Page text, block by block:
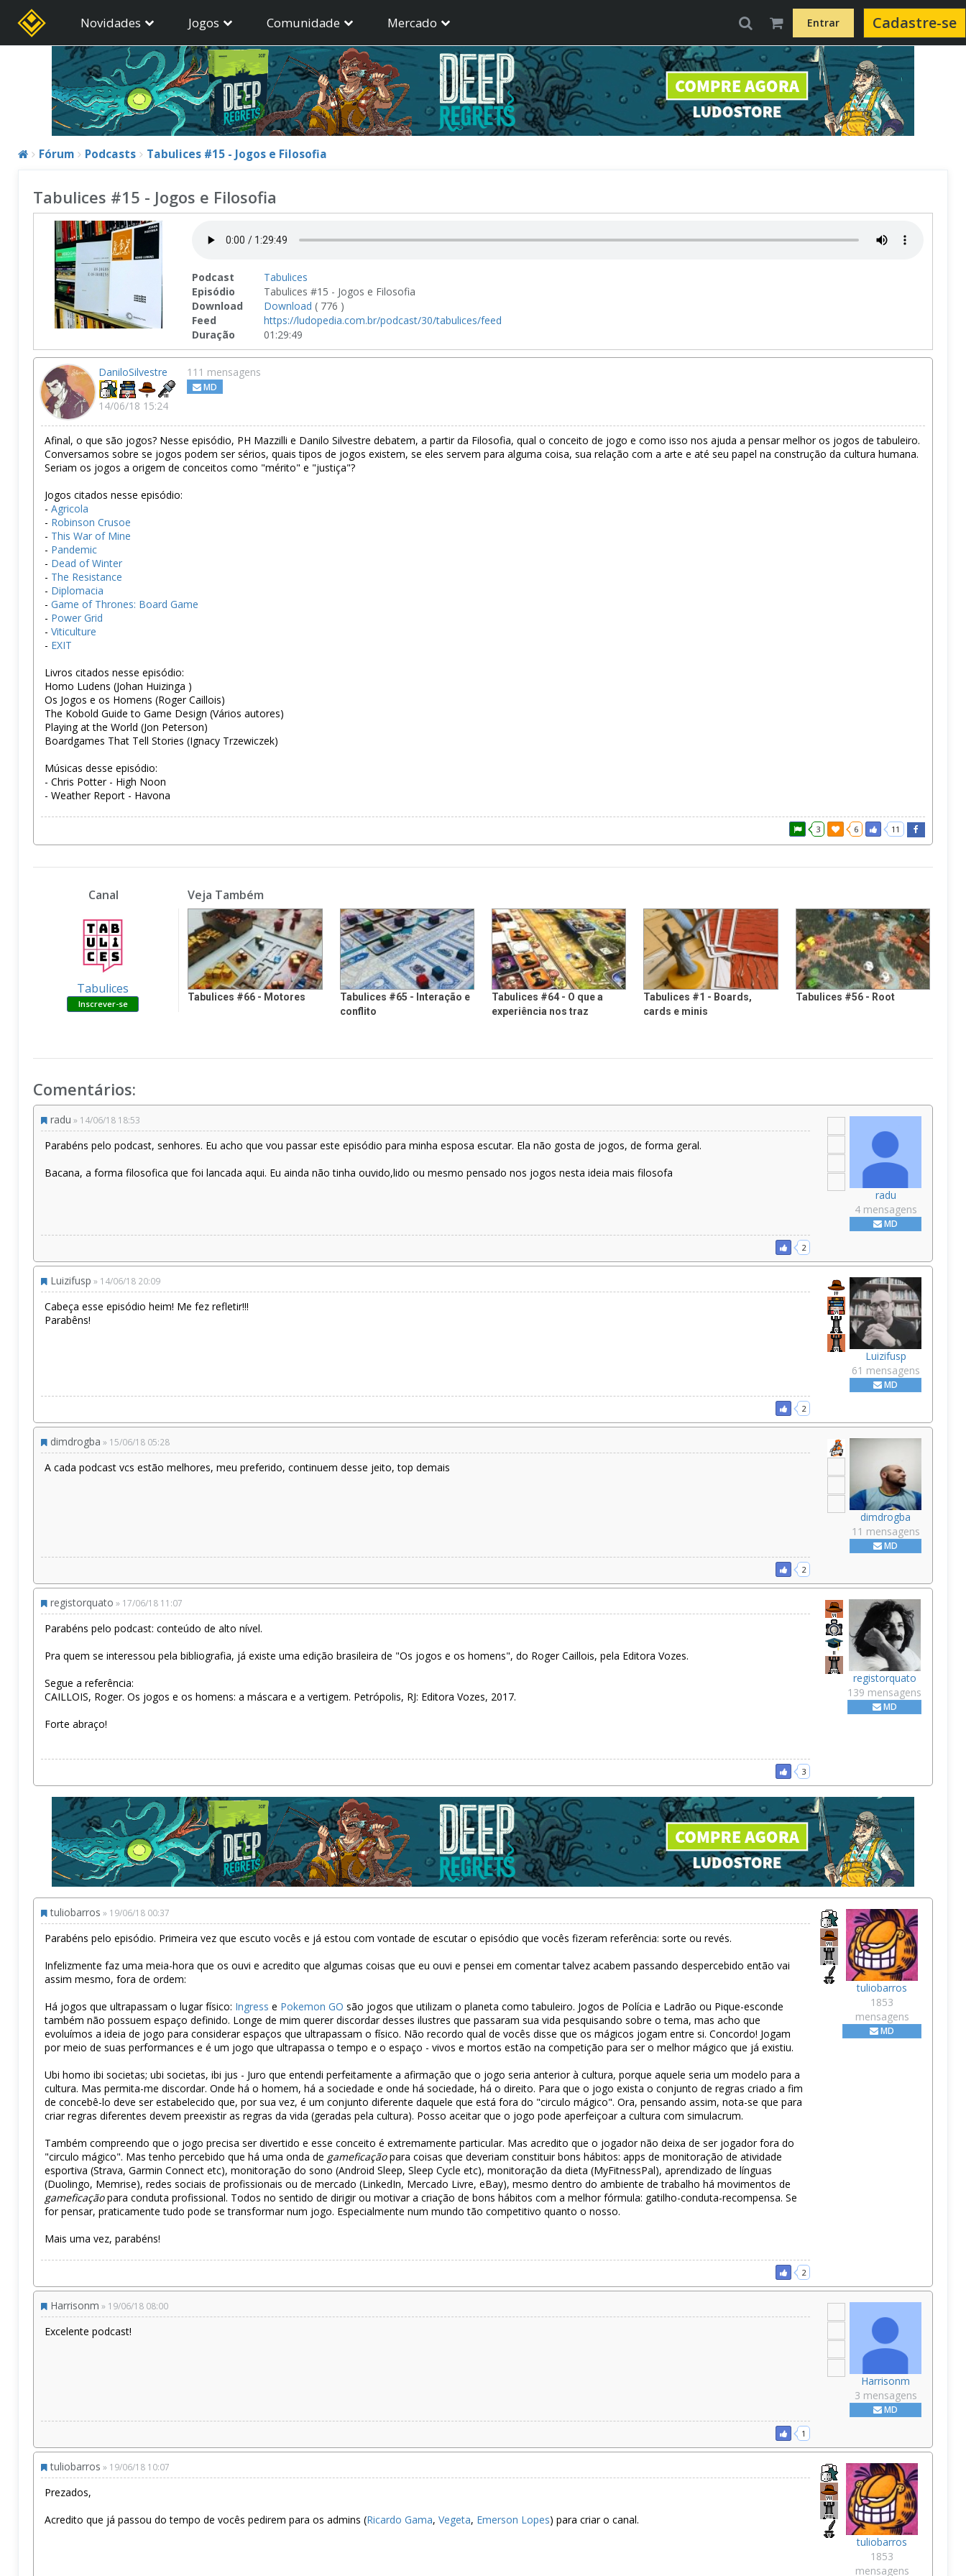
Novidades Jogos Comunidade Mercado Entrar Cadastre-se
Fórum Podcasts Tabulices #15 - Jogos e Filosofia
Tabulices #15 - Jogos e Filosofia
Podcast
Tabulices
Episódio
Tabulices #15 - Jogos e Filosofia
Download
Download ( 776 )
Feed
https://ludopedia.com.br/podcast/30/tabulices/feed
Duração
01:29:49
DaniloSilvestre
14/06/18 15:24
111 mensagens
MD
Afinal, o que são jogos? Nesse episódio, PH Mazzilli e Danilo Silvestre debatem, a partir da Filosofia, qual o conceito de jogo e como isso nos ajuda a pensar melhor os jogos de tabuleiro.
Conversamos sobre se jogos podem ser sérios, quais tipos de jogos existem, se eles servem para alguma coisa, sua relação com a arte e até seu papel na construção da cultura humana.
Seriam os jogos a origem de conceitos como "mérito" e "justiça"?
Jogos citados nesse episódio:
- Agricola
- Robinson Crusoe
- This War of Mine
- Pandemic
- Dead of Winter
- The Resistance
- Diplomacia
- Game of Thrones: Board Game
- Power Grid
- Viticulture
- EXIT
Livros citados nesse episódio:
Homo Ludens (Johan Huizinga )
Os Jogos e os Homens (Roger Caillois)
The Kobold Guide to Game Design (Vários autores)
Playing at the World (Jon Peterson)
Boardgames That Tell Stories (Ignacy Trzewiczek)
Músicas desse episódio:
- Chris Potter - High Noon
- Weather Report - Havona
3 6 11
Canal Veja Também
Tabulices
Tabulices #66 - Motores
Tabulices #65 - Interação e
conflito
Tabulices #64 - O que a
experiência nos traz
Tabulices #1 - Boards,
cards e minis
Tabulices #56 - Root
Comentários:
radu
4 mensagens
MD
radu » 14/06/18 18:53
Parabéns pelo podcast, senhores. Eu acho que vou passar este episódio para minha esposa escutar. Ela não gosta de jogos, de forma geral.
Bacana, a forma filosofica que foi lancada aqui. Eu ainda não tinha ouvido,lido ou mesmo pensado nos jogos nesta ideia mais filosofa
2
Luizifusp
61 mensagens
MD
Luizifusp » 14/06/18 20:09
Cabeça esse episódio heim! Me fez refletir!!!
Parabêns!
2
dimdrogba
11 mensagens
MD
dimdrogba » 15/06/18 05:28
A cada podcast vcs estão melhores, meu preferido, continuem desse jeito, top demais
2
registorquato
139 mensagens
MD
registorquato » 17/06/18 11:07
Parabéns pelo podcast: conteúdo de alto nível.
Pra quem se interessou pela bibliografia, já existe uma edição brasileira de "Os jogos e os homens", do Roger Caillois, pela Editora Vozes.
Segue a referência:
CAILLOIS, Roger. Os jogos e os homens: a máscara e a vertigem. Petrópolis, RJ: Editora Vozes, 2017.
Forte abraço!
3
tuliobarros
1853
mensagens
MD
tuliobarros » 19/06/18 00:37
Parabéns pelo episódio. Primeira vez que escuto vocês e já estou com vontade de escutar o episódio que vocês fizeram referência: sorte ou revés.
Infelizmente faz uma meia-hora que os ouvi e acredito que algumas coisas que eu ouvi e pensei em comentar talvez acabem passando despercebido então vai
assim mesmo, fora de ordem:
Há jogos que ultrapassam o lugar físico: Ingress e Pokemon GO são jogos que utilizam o planeta como tabuleiro. Jogos de Polícia e Ladrão ou Pique-esconde
também não possuem espaço definido. Longe de mim querer discordar desses ilustres que passaram sua vida pesquisando sobre o tema, mas acho que
evoluímos a ideia de jogo para considerar espaços que ultrapassam o físico. Não recordo qual de vocês disse que os mágicos jogam entre si. Concordo! Jogam
por meio de suas performances e é um jogo que ultrapassa o tempo e o espaço - vivos e mortos estão na competição para ser o melhor mágico que já existiu.
Ubi homo ibi societas; ubi societas, ibi jus - Juro que entendi perfeitamente a afirmação que o jogo seria anterior à cultura, porque aquele seria um modelo para a
cultura. Mas permita-me discordar. Onde há o homem, há a sociedade e onde há sociedade, há o direito. Para que o jogo exista o conjunto de regras criado a fim
de concebê-lo deve ser estabelecido que, por sua vez, é um conjunto diferente daquele que está fora do "circulo mágico". Ora, pensando assim, nota-se que para
criar regras diferentes devem preexistir as regras da vida (geradas pela cultura). Posso aceitar que o jogo pode aperfeiçoar a cultura com simulacrum.
Também compreendo que o jogo precisa ser divertido e esse conceito é extremamente particular. Mas acredito que o jogador não deixa de ser jogador fora do
"circulo mágico". Mas tenho percebido que há uma onda de gameficaçãopara coisas que deveriam constituir bons hábitos: apps de monitoração de atividade
esportiva (Strava, Garmin Connect etc), monitoração do sono (Android Sleep, Sleep Cycle etc), monitoração da dieta (MyFitnessPal), aprendizado de línguas
(Duolingo, Memrise), redes sociais de profissionais ou de mercado (LinkedIn, Mercado Livre, eBay), mesmo dentro do ambiente de trabalho há movimentos de
gameficaçãopara conduta profissional. Todos no sentido de dirigir ou motivar a criação de bons hábitos com a melhor fórmula: gatilho-conduta-recompensa. Se
for pensar, praticamente tudo pode se transformar num jogo. Especialmente num mundo tão competitivo quanto o nosso.
Mais uma vez, parabéns!
2
Harrisonm
3 mensagens
MD
Harrisonm » 19/06/18 08:00
Excelente podcast!
1
tuliobarros
1853
mensagens
tuliobarros » 19/06/18 10:07
Prezados,
Acredito que já passou do tempo de vocês pedirem para os admins (Ricardo Gama, Vegeta, Emerson Lopes) para criar o canal.